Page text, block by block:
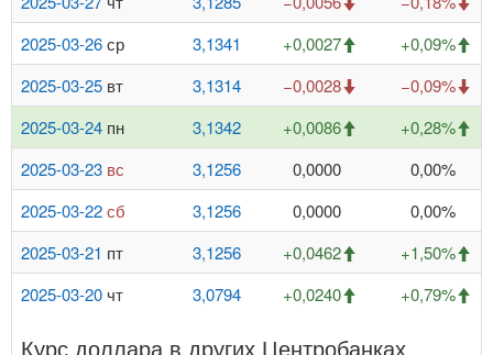
2025-03-26ср 3,1341 +0,0027
+0,09%
2025-03-25 вт 3,1314 −0,0028
−0,09%
2025-03-24 пн 3,1342 +0,0086
+0,28%
2025-03-23 вс 3,1256 0,0000
0,00%
2025-03-22сб 3,1256 0,0000
0,00%
2025-03-21 пт 3,1256 +0,0462
+1,50%
2025-03-20 чт 3,0794 +0,0240 +0,79%
Курс доллара в других Центробанках